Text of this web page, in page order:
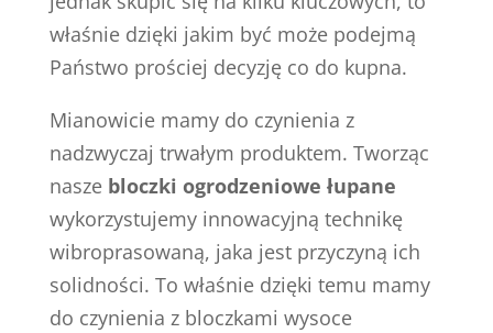
właśnie dzięki jakim być może podejmą
Państwo prościej decyzję co do kupna.
Mianowicie mamy do czynienia z
nadzwyczaj trwałym produktem. Tworząc
nasze bloczki ogrodzeniowe łupane
wykorzystujemy innowacyjną technikę
wibroprasowaną, jaka jest przyczyną ich
solidności. To właśnie dzięki temu mamy
do czynienia z bloczkami wysoce